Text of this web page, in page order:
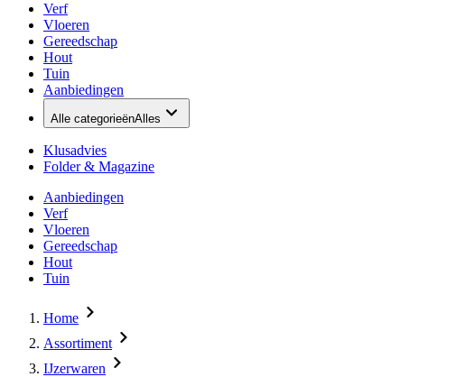
Verf
Vloeren
Gereedschap
Hout
Tuin
Aanbiedingen
Alle categorieënAlles
Klusadvies
Folder & Magazine
Aanbiedingen
Verf
Vloeren
Gereedschap
Hout
Tuin
Home
Assortiment
IJzerwaren